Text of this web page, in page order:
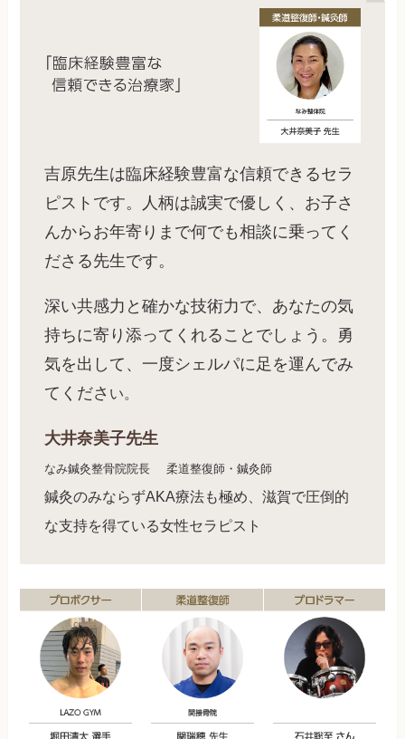
吉原先生は臨床経験豊富な信頼できるセラ
ピストです。人柄は誠実で優しく、お子さ
んからお年寄りまで何でも相談に乗ってく
ださる先生です。
深い共感力と確かな技術力で、あなたの気
持ちに寄り添ってくれることでしょう。勇
気を出して、一度シェルパに足を運んでみ
てくださ い。
大井奈美子先生
なみ鍼灸整骨院院長 柔道整復師・鍼灸師
鍼灸のみならずAKA療法も極め、滋賀で圧倒的
な支持を得ている女性セラピスト